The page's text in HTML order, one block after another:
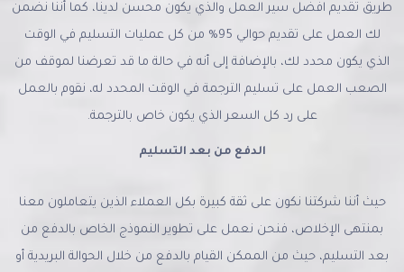
طريق تقديم افضل سير العمل والذي يكون محسن لدينا، كما أننا نضمن
لك العمل على تقديم حوالي 95% من كل عمليات التسليم في الوقت
الذي يكون محدد لك، بالإضافة إلى أنه في حالة ما قد تعرضنا لموقف من
الصعب العمل على تسليم الترجمة في الوقت المحدد له، نقوم بالعمل
على رد كل السعر الذي يكون خاص بالترجمة.
الدفع من بعد التسليم
حيث أننا شركتنا نكون على ثقة كبيرة بكل العملاء الذين يتعاملون معنا
بمنتهى الإخلاص، فنحن نعمل على تطوير النموذج الخاص بالدفع من
بعد التسليم، حيث من الممكن القيام بالدفع من خلال الحوالة البريدية أو